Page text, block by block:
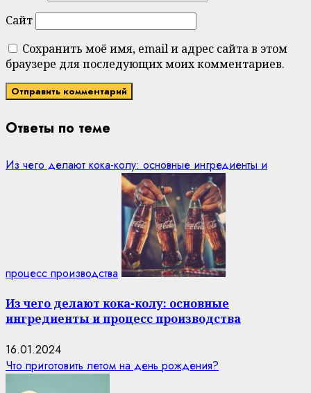
Сайт
Сохранить моё имя, email и адрес сайта в этом
браузере для последующих моих комментариев.
Ответы по теме
Из чего делают кока-колу: основные ингредиенты и
процесс производства
Из чего делают кока-колу: основные
ингредиенты и процесс производства
16.01.2024
Что приготовить летом на день рождения?